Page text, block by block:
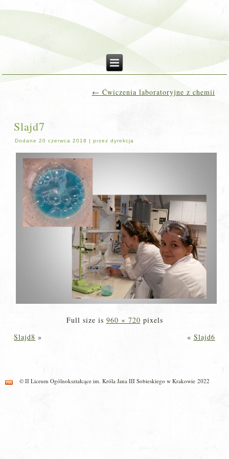
← Ćwiczenia laboratoryjne z chemii
Slajd7
Dodane 20 czerwca 2018 |przez dyrekcja
Full size is 960 × 720 pixels
Slajd8 » « Slajd6
© II Liceum Ogólnokształcące im. Króla Jana III Sobieskiego w Krakowie 2022